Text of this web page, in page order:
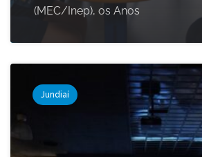
(MEC/Inep), os Anos
Jundiaí